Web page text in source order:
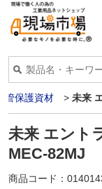
管保護資材 > 未来
未来 エント
MEC-82MJ
商品コード：